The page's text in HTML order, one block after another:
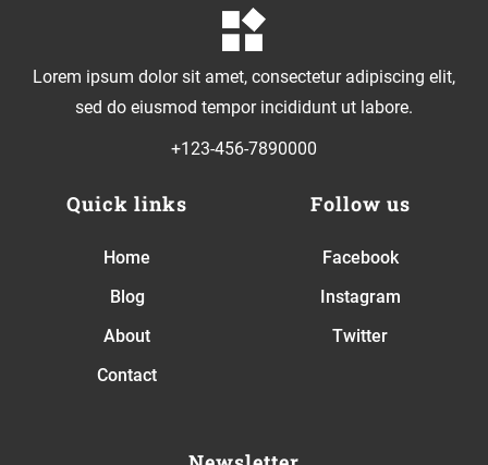
Lorem ipsum dolor sit amet, consectetur adipiscing elit,
sed do eiusmod tempor incididunt ut labore.
+123-456-7890000
Quick links
Home
Blog
About
Contact
Follow us
Facebook
Instagram
Twitter